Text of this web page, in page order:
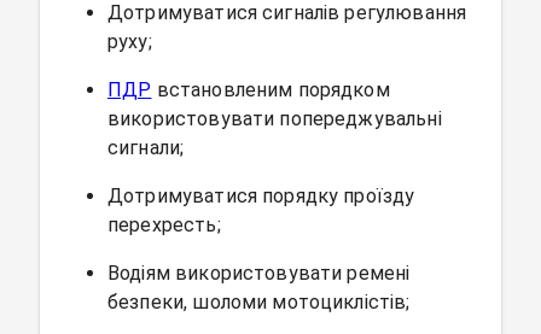
Дотримуватися сигналів регулювання
руху;
ПДР встановленим порядком
використовувати попереджувальні
сигнали;
Дотримуватися порядку проїзду
перехресть;
Водіям використовувати ремені
безпеки, шоломи мотоциклістів;